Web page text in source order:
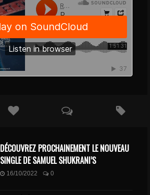
DÉCOUVREZ PROCHAINEMENT LE NOUVEAU
SINGLE DE SAMUEL SHUKRANI’S
16/10/2022 0